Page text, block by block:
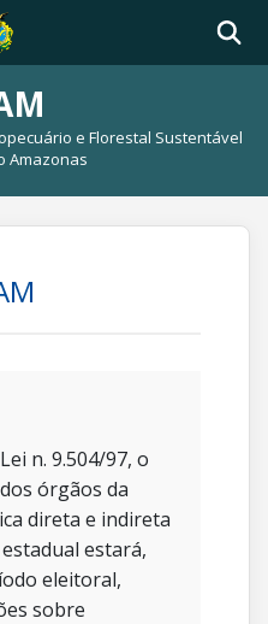
e Florestal Sustentável
Amazonas
n. 9.504/97, o
órgãos da
direta e indireta
estará,
eleitoral,
sobre